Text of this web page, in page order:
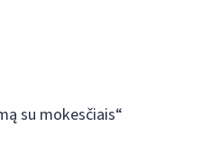
su mokesčiais“